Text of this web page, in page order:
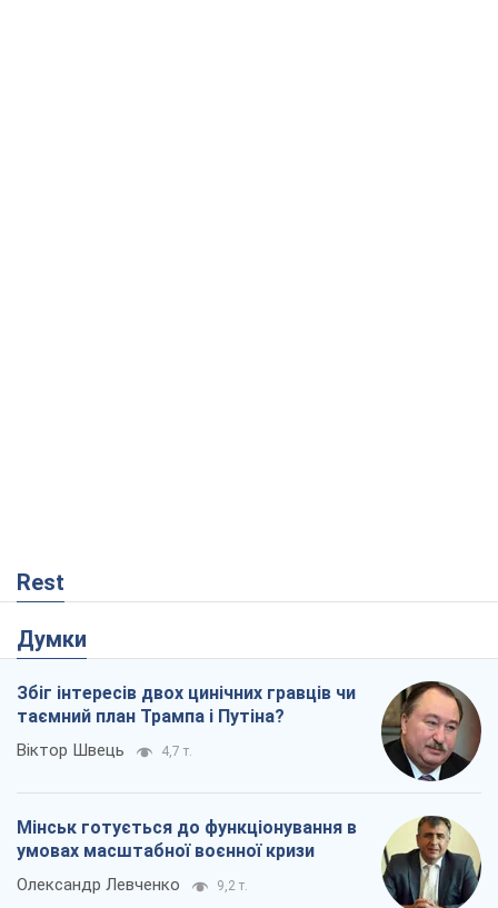
Rest
Думки
Збіг інтересів двох цинічних гравців чи
таємний план Трампа і Путіна?
Віктор Швець 4,7 т.
Мінськ готується до функціонування в
умовах масштабної воєнної кризи
Олександр Левченко 9,2 т.